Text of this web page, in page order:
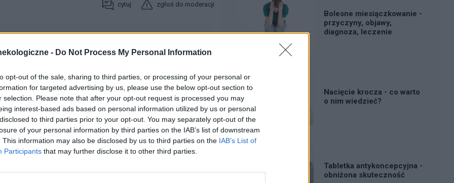
- Do Not Process My Personal Information
opt-out of the sale, sharing to third parties, or processing of your personal or
for targeted advertising by us, please use the below opt-out section to
selection. Please note that after your opt-out request is processed you may
interest-based ads based on personal information utilized by us or personal
to third parties prior to your opt-out. You may separately opt-out of the
of your personal information by third parties on the IAB’s list of downstream
This information may also be disclosed by us to third parties on the IAB’s List of
Participants that may further disclose it to other third parties.
cytuj zgłoś do moderacji
zgłoś do moderacji
Bolesne miesiączkowanie -
przyczyny, objawy,
diagnoza, leczenie
Nacięcie krocza - co warto
o nim wiedzieć?
Tabletka antykoncepcyjna -
obniżona skuteczność